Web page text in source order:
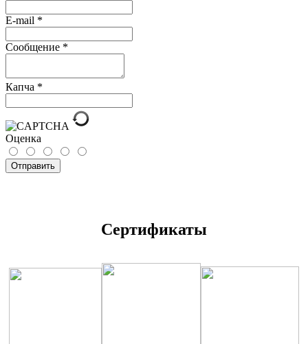
E-mail *
Сообщение *
Капча *
Оценка
Отправить
Сертификаты